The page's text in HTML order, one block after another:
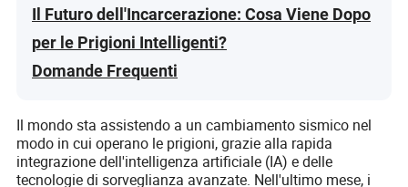
Il Futuro dell'Incarcerazione: Cosa Viene Dopo
per le Prigioni Intelligenti?
Domande Frequenti
Il mondo sta assistendo a un cambiamento sismico nel
modo in cui operano le prigioni, grazie alla rapida
integrazione dell'intelligenza artificiale (IA) e delle
tecnologie di sorveglianza avanzate. Nell'ultimo mese, i